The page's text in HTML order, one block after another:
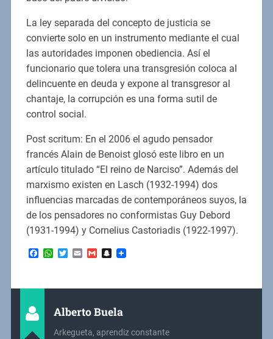
La ley separada del concepto de justicia se
convierte solo en un instrumento mediante el cual
las autoridades imponen obediencia. Así el
funcionario que tolera una transgresión coloca al
delincuente en deuda y expone al transgresor al
chantaje, la corrupción es una forma sutil de
control social.
Post scritum: En el 2006 el agudo pensador
francés Alain de Benoist glosó este libro en un
artículo titulado “El reino de Narciso”. Además del
marxismo existen en Lasch (1932-1994) dos
influencias marcadas de contemporáneos suyos, la
de los pensadores no conformistas Guy Debord
(1931-1994) y Cornelius Castoriadis (1922-1997).
Facebook
WhatsApp
Twitter
EmailGmailSnapchat
Alberto Buela
Arkegueta, aprendiz constante